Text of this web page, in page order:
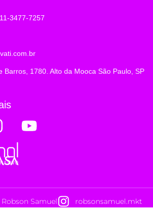
3477-7257
Barros, 1780. Alto da Mooca São Paulo, SP
Samuel robsonsamuel.mkt